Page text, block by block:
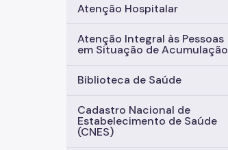
Atenção Hospitalar
Atenção Integral às Pessoas
em Situação de Acumulação
Biblioteca de Saúde
Cadastro Nacional de
Estabelecimento de Saúde
(CNES)